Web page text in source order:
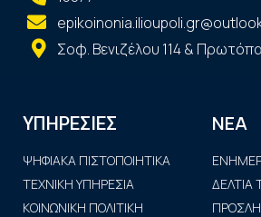
Σοφ. Βενιζέλου 114 &
ΥΠΗΡΕΣΙΕΣ
ΨΗΦΙΑΚΑ ΠΙΣΤΟΠΟΙΗΤΙΚΑ
ΤΕΧΝΙΚΗ ΥΠΗΡΕΣΙΑ
ΚΟΙΝΩΝΙΚΗ ΠΟΛΙΤΙΚΗ
ΝΕΑ
ΔΕΛΤΙΑ